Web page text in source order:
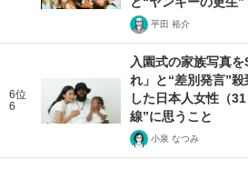
平田 裕介
6位
6
入園式の家族写真
れ」と“差別発言”
した日本人女性（
線”に思うこと
小泉 なつみ